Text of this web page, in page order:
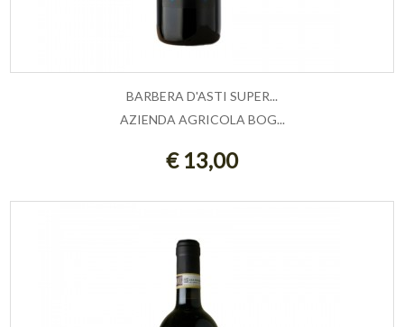
ESAURITO
BARBERA D'ASTI SUPER...
AZIENDA AGRICOLA BOG...
€ 13,00